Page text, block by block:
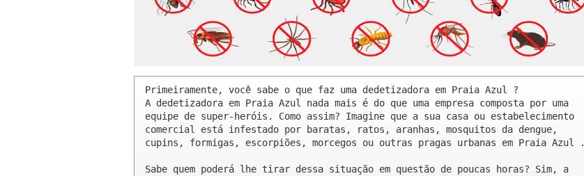
Primeiramente, você sabe o que faz uma dedetizadora em Praia Azul ?
A dedetizadora em Praia Azul nada mais é do que uma empresa composta por uma
equipe de super-heróis. Como assim? Imagine que a sua casa ou estabelecimento
comercial está infestado por baratas, ratos, aranhas, mosquitos da dengue,
cupins, formigas, escorpiões, morcegos ou outras pragas urbanas em Praia Azul .
Sabe quem poderá lhe tirar dessa situação em questão de poucas horas? Sim, a